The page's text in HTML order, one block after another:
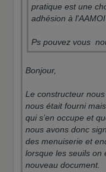
pratique est une
adhésion à
Ps pouvez vous
Bonjour,
Le constructeur
nous était fourni
qui s’en occupe et
nous avons donc
des menuiserie et
lorsque les seuils on
nouveau document.